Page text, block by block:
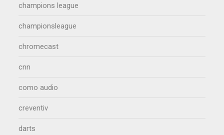
champions league
championsleague
chromecast
cnn
como audio
creventiv
darts